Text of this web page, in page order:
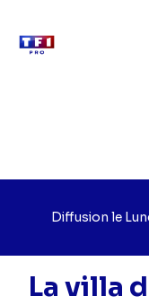
Diffusion le
La villa